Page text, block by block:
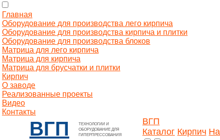
Главная
Оборудование для производства лего кирпича
Оборудование для производства кирпича и плитки
Оборудование для производства блоков
Матрица для лего кирпича
Матрица для кирпича
Матрица для брусчатки и плитки
Кирпич
О заводе
Реализованные проекты
Видео
Контакты
ВГП
ТЕХНОЛОГИИ И
ОБОРУДОВАНИЕ ДЛЯ
ГИПЕРПРЕССОВАНИЯ
ВГП
Каталог Кирпич